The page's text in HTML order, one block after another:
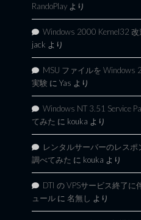
RandoPlay より
Windows 2000 Kernel32 改
jack より
MSU ファイルを Windows
実験 に Yas より
Windows NT 3.51 Service
てみた に kouka より
レンタルサーバーのレス
調べてみた に kouka より
DTI の VPSサービス終了に
ュール に 名無し より